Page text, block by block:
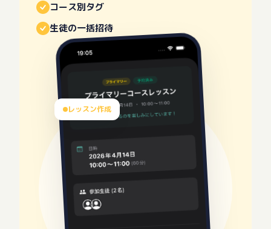
コース別タグ
生徒の一括招待
レッスン作成